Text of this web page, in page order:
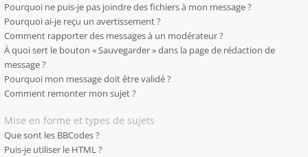
Pourquoi ne puis-je pas joindre des fichiers à mon message ?
Pourquoi ai-je reçu un avertissement ?
Comment rapporter des messages à un modérateur ?
À quoi sert le bouton « Sauvegarder » dans la page de rédaction de
message ?
Pourquoi mon message doit être validé ?
Comment remonter mon sujet ?
Mise en forme et types de sujets
Que sont les BBCodes ?
Puis-je utiliser le HTML ?